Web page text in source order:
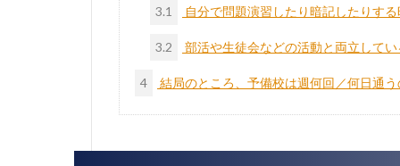
3.1 自分で問題演習したり暗記したりす
3.2 部活や生徒会などの活動と両立してい
4 結局のところ、予備校は週何回／何日通